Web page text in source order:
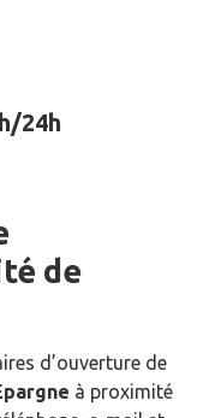
24h
de
d’ouverture de
à proximité